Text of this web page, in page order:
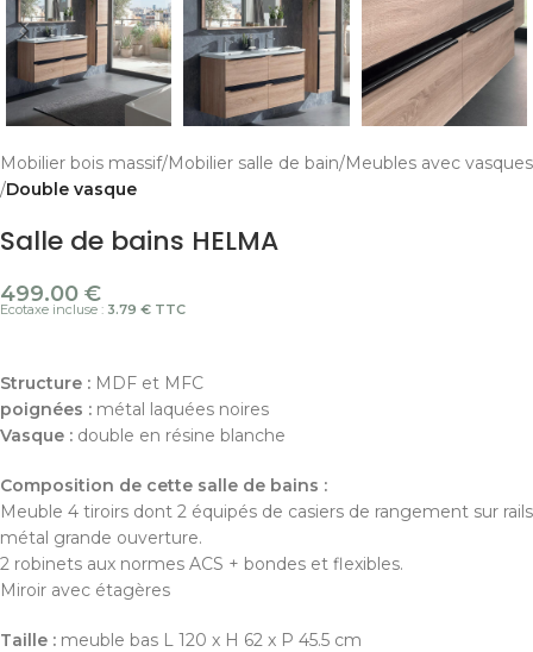
Mobilier bois massif Mobilier salle de bain Meubles avec vasques
Double vasque
Salle de bains HELMA
499.00 €
Ecotaxe incluse : 3.79 € TTC
Structure : MDF et MFC
poignées : métal laquées noires
Vasque : double en résine blanche
Composition de cette salle de bains :
Meuble 4 tiroirs dont 2 équipés de casiers de rangement sur rails
métal grande ouverture.
2 robinets aux normes ACS + bondes et flexibles.
Miroir avec étagères
Taille : meuble bas L 120 x H 62 x P 45.5 cm